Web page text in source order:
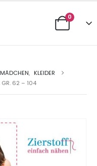
0
, KLEIDER
GR. 62 – 104